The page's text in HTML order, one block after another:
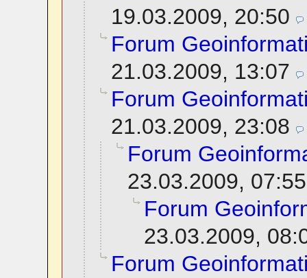
19.03.2009, 20:50
Forum
21.03.2009, 13:07
Forum
21.03.2009, 23:08
Forum
23.03.2009, 07:55
Forum
23.03.2009,
Forum